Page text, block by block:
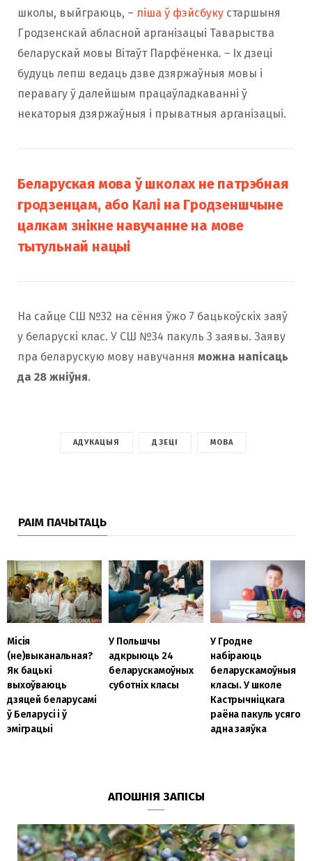
школы, выйграюць, – піша ў фэйсбуку старшыня
Гродзенскай абласной арганізацыі Таварыства
беларускай мовы Вітаўт Парфёненка. – Іх дзеці
будуць лепш ведаць дзве дзяржаўныя мовы і
перавагу ў далейшым працаўладкаванні ў
некаторыя дзяржаўныя і прыватныя арганізацыі.
Беларуская мова ў школах не патрэбная
гродзенцам, або Калі на Гродзеншчыне
цалкам знікне навучанне на мове
тытульнай нацыі
На сайце СШ №32 на сёння ўжо 7 бацькоўскіх заяў
у беларускі клас. У СШ №34 пакуль 3 заявы. Заяву
пра беларускую мову навучання можна напісаць
да 28 жніўня.
АДУКАЦЫЯ ДЗЕЦІ МОВА
РАІМ ПАЧЫТАЦЬ
Місія
(не)выканальная?
Як бацькі
выхоўваюць
дзяцей беларусамі
ў Беларусі і ў
эміграцыі
У Польшчы
адкрыюць 24
беларускамоўных
суботніх класы
У Гродне
набіраюць
беларускамоўныя
класы. У школе
Кастрычніцкага
раёна пакуль усяго
адна заяўка
АПОШНІЯ ЗАПІСЫ